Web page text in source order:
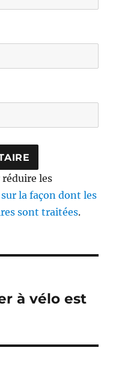
les
la façon dont les
sont traitées.
à vélo est